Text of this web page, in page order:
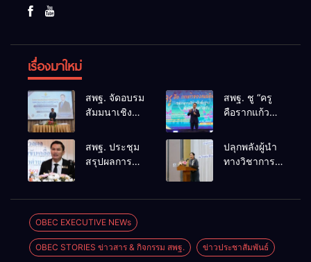
เรื่องมาใหม่
สพฐ. จัดอบรม
สัมมนาเชิง
การดำเนิน
การทางวินัย
อย่างร้ายแรง
อบรมผู้จะเป็น
กรรมการ
สอบสวน
(ตามหลักสูตร
ก.ค.ศ.)
สพฐ. ชู “ครู
คือรากแก้ว
ขับเคลื่อนการ
ศึกษาชาติ
ชุมชน สร้างผู้
สพฐ. ประชุม
สรุปผลการ
โครงการ
โรงเรียน
คุณภาพ
ปลุกพลังผู้นำ
ทางวิชาการ
ศึกษาสู่
OBEC EXECUTIVE NEWs
OBEC STORIES ข่าวสาร & กิจกรรม สพฐ. ข่าวประชาสัมพันธ์